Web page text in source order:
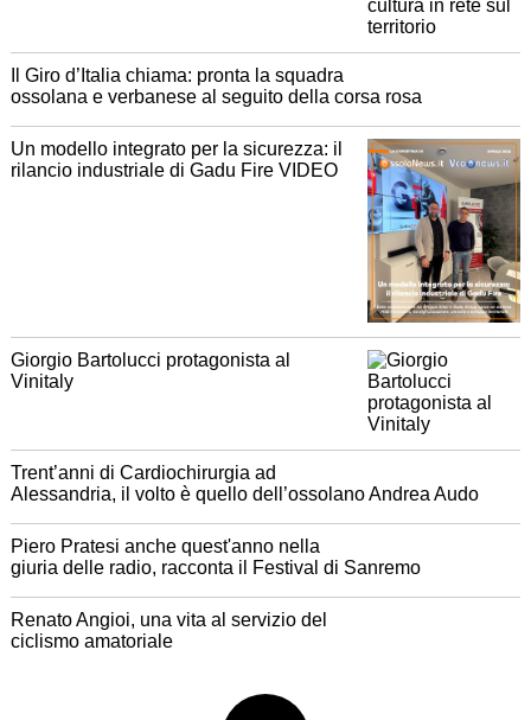
Il Giro d’Italia chiama: pronta la squadra
ossolana e verbanese al seguito della corsa rosa
Un modello integrato per la sicurezza: il
rilancio industriale di Gadu Fire VIDEO
Giorgio Bartolucci protagonista al
Vinitaly
Trent’anni di Cardiochirurgia ad
Alessandria, il volto è quello dell’ossolano Andrea Audo
Piero Pratesi anche quest'anno nella
giuria delle radio, racconta il Festival di Sanremo
Renato Angioi, una vita al servizio del
ciclismo amatoriale